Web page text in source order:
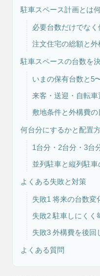
駐車スペース計画とは
必要台数だけでな
注文住宅の総額と
駐車スペースの台数を
いまの保有台数と5
来客・送迎・自転
敷地条件と外構費
何台分にするかと配置
1台分・2台分・3台
並列駐車と縦列駐
よくある失敗と対策
失敗1 将来の台数変
失敗2 駐車しにくく
失敗3 外構費を後回
よくある質問
ブログ・コラム
注文住宅